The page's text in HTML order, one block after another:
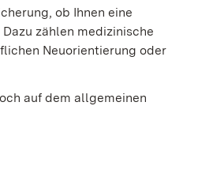
ob Ihnen eine
zählen medizinische
Neuorientierung oder
auf dem allgemeinen